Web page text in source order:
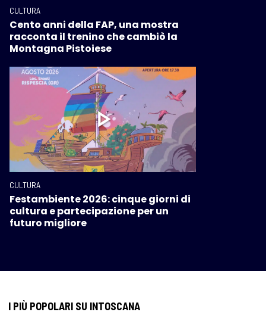
CULTURA
Cento anni della FAP, una mostra
racconta il trenino che cambiò la
Montagna Pistoiese
CULTURA
Festambiente 2026: cinque giorni di
cultura e partecipazione per un
futuro migliore
I PIÙ POPOLARI SU INTOSCANA